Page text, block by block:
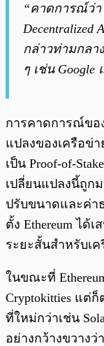
“คาดการณ์ว่า
Decentralized
กล่าวท่ามกลา
ๆ เช่น Google
การคาดการณ์ขอ
แปลงของเครือข่า
เป็น Proof-of-
เปลี่ยนแปลงนี้ถูก
ปรับขนาดและค่า
ตั้ง Ethereum ได้
ระยะสั้นสำหรับเค
ในขณะที่
Cryptokitties แต่
ที่ใหม่กว่าเช่น
อย่างกว้างขวางว่